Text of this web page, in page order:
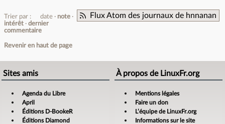
Flux Atom des journaux de hnnanan
Trier par : date
note
intérêt
dernier
commentaire
Revenir en haut de page
Sites amis
Agenda du Libre
April
Éditions D-BookeR
Éditions Diamond
À propos de LinuxFr.org
Mentions légales
Faire un don
L’équipe de LinuxFr.org
Informations sur le site